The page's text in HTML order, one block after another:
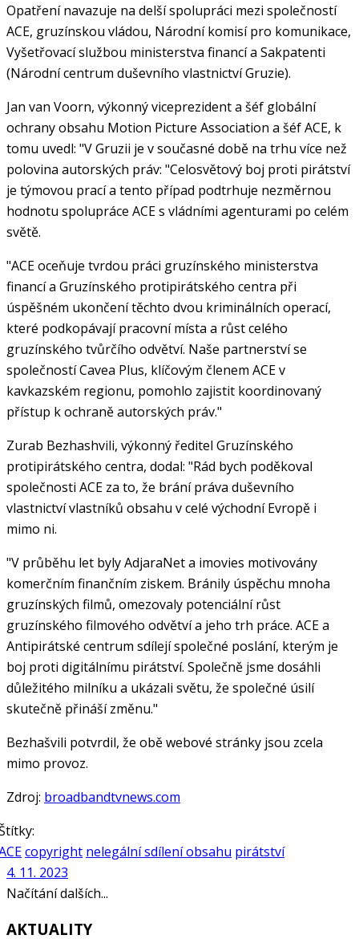
Opatření navazuje na delší spolupráci mezi společností
ACE, gruzínskou vládou, Národní komisí pro komunikace,
Vyšetřovací službou ministerstva financí a Sakpatenti
(Národní centrum duševního vlastnictví Gruzie).
Jan van Voorn, výkonný viceprezident a šéf globální
ochrany obsahu Motion Picture Association a šéf ACE, k
tomu uvedl: "V Gruzii je v současné době na trhu více než
polovina autorských práv: "Celosvětový boj proti pirátství
je týmovou prací a tento případ podtrhuje nezměrnou
hodnotu spolupráce ACE s vládními agenturami po celém
světě.
"ACE oceňuje tvrdou práci gruzínského ministerstva
financí a Gruzínského protipirátského centra při
úspěšném ukončení těchto dvou kriminálních operací,
které podkopávají pracovní místa a růst celého
gruzínského tvůrčího odvětví. Naše partnerství se
společností Cavea Plus, klíčovým členem ACE v
kavkazském regionu, pomohlo zajistit koordinovaný
přístup k ochraně autorských práv."
Zurab Bezhashvili, výkonný ředitel Gruzínského
protipirátského centra, dodal: "Rád bych poděkoval
společnosti ACE za to, že brání práva duševního
vlastnictví vlastníků obsahu v celé východní Evropě i
mimo ni.
"V průběhu let byly AdjaraNet a imovies motivovány
komerčním finančním ziskem. Bránily úspěchu mnoha
gruzínských filmů, omezovaly potenciální růst
gruzínského filmového odvětví a jeho trh práce. ACE a
Antipirátské centrum sdílejí společné poslání, kterým je
boj proti digitálnímu pirátství. Společně jsme dosáhli
důležitého milníku a ukázali světu, že společné úsilí
skutečně přináší změnu."
Bezhašvili potvrdil, že obě webové stránky jsou zcela
mimo provoz.
Zdroj: broadbandtvnews.com
copyright nelegální sdílení obsahu pirátství
4. 11. 2023
Načítání dalších...
AKTUALITY